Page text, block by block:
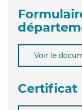
Voir le
Certificat